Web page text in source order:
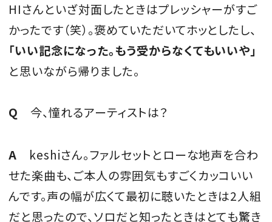
HIさんといざ対面したときはプレッシャーがすご
かったです（笑）。褒めていただいてホッとしたし、
「いい記念になった。もう受からなくてもいいや」
と思いながら帰りました。
Q 今、憧れるアーティストは？
A keshiさん。ファルセットとローな地声を合わ
せた楽曲も、ご本人の雰囲気もすごくカッコいい
んです。声の幅が広くて最初に聴いたときは2人組
だと思ったので、ソロだと知ったときはとても驚き